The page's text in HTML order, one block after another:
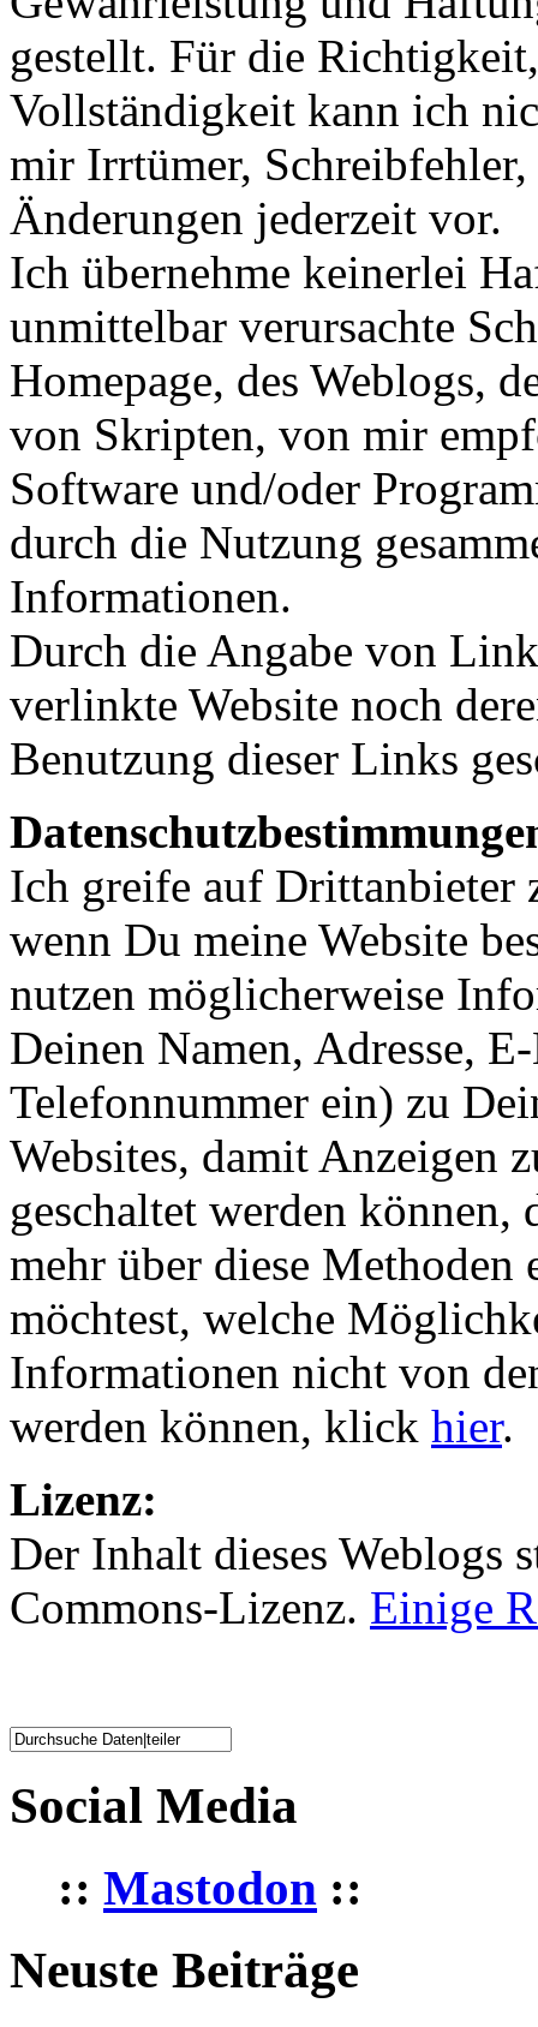
gestellt. Für die
Vollständigkeit kann ich
mir Irrtümer,
Änderungen jederzeit vor.
Ich übernehme keinerlei
unmittelbar verursachte
Homepage, des Weblogs,
von Skripten, von mir
Software und/oder
durch die Nutzung
Informationen.
Durch die Angabe von
verlinkte Website noch
Benutzung dieser Links
Ich greife auf Drittanbieter
wenn Du meine Website
nutzen möglicherweise
Deinen Namen, Adresse,
Telefonnummer ein) zu
Websites, damit Anzeigen
geschaltet werden
mehr über diese Methoden
möchtest, welche
Informationen nicht von
werden können, klick hier.
Lizenz:
Der Inhalt dieses Weblogs
Commons-Lizenz. Einige
Social Media
:: Mastodon ::
Neuste Beiträge